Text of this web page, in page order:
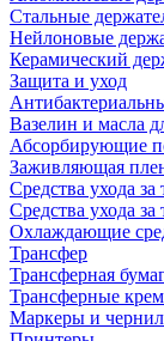
Стальные
Нейлоновые
Керамический
Защита и уход
Вазелин и масла
Абсорбирующие
Заживляющая
Средства ухода за
Средства ухода за
Охлаждающие
Трансфер
Трансферная
Трансферные
Маркеры и